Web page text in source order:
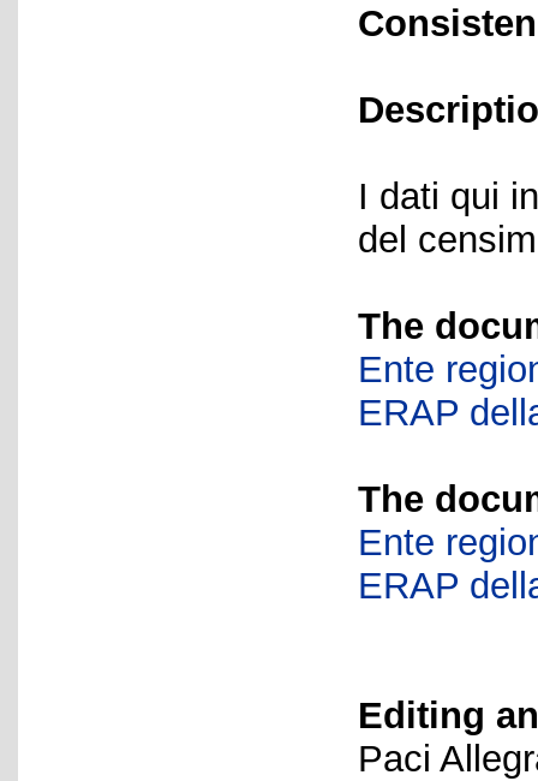
I dati qui
del
The
Ente
ERAP
The
Ente
ERAP
Editing
Paci